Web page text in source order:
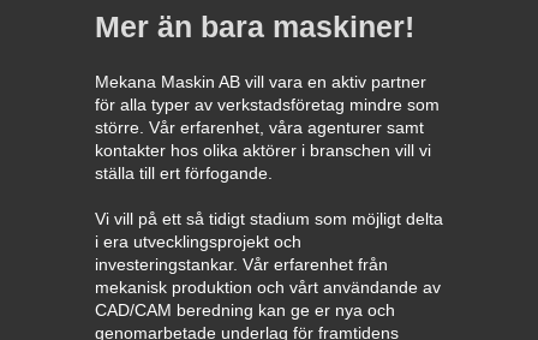
Mer än bara maskiner!
Mekana Maskin AB vill vara en aktiv partner
för alla typer av verkstadsföretag mindre som
större. Vår erfarenhet, våra agenturer samt
kontakter hos olika aktörer i branschen vill vi
ställa till ert förfogande.
Vi vill på ett så tidigt stadium som möjligt delta
i era utvecklingsprojekt och
investeringstankar. Vår erfarenhet från
mekanisk produktion och vårt användande av
CAD/CAM beredning kan ge er nya och
genomarbetade underlag för framtidens